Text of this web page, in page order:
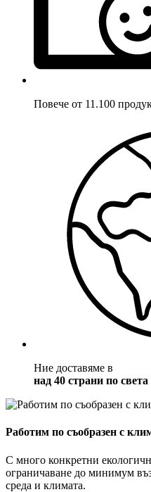
Повече от 11.100
Ние доставяме в
над 40 страни по света
Работим по съобразен с
С много конкретни
ограничаване до минимум
среда и климата.